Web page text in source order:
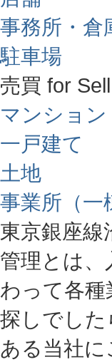
事務所・倉
駐車場
売買 for Sell
マンション
一戸建て
土地
事業所（一
東京銀座線
管理とは
わって各
探しでし
ある当社